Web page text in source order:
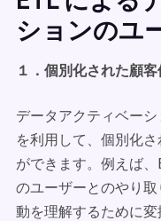
ションのユ
１．個別化された顧
データアクティベー
を利用して、個別化
ができます。例えば
のユーザーとのやり
動を理解するために